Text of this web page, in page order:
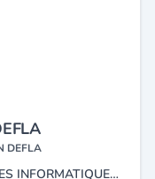
DEFLA
ALGOBUT EST UN BUREAU D’ETUDES INFORMATIQUES BASE EN ALGERIE, SPECIALISE DANS LE DEVELOPPEMENT DE LOGICIELS DE GESTION SUR MESURE, ADAPTES AUX BESOINS DES ENTREPRISES INDUSTRIELLES, DES LABORATOIRES D’ANALYSE ET DES SECTEURS CERTIFIES. NOUS PROPOSONS DES SOLUTIONS PERSONNALISEES, INCLUANT : DES LOGICIELS DE GESTION ET DE TRAÇABILITE CONFORMES AUX NORMES QUALITE (ISO, HACCP, ETC.), DES OUTILS DE SUIVI D’ACTIVITE, DES SYSTEMES D’AUTOMATISATION DES PROCESSUS ET DES SOLUTIONS DE DIGITALISATION. NOTRE SOCIETE OFFRE EGALEMENT DES SERVICES DE MAINTENANCE INFORMATIQUE, UN SUPPORT TECHNIQUE, AINSI QUE DES PRESTATIONS EXTERNALISEES DISPONIBLES SOUS FORME D’ABONNEMENTS. NOUS INTERVENONS DANS PLUSIEURS WILAYAS, NOTAMMENT : TIPAZA, ALGER, ORAN, BLIDA, BOUMERDES, CONSTANTINE, MEDEA, AÏN DEFLA, ET D’AUTRES REGIONS SUR DEMANDE.